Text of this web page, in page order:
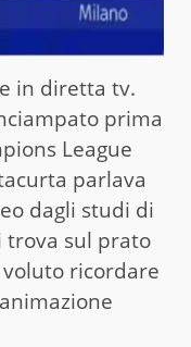
in diretta tv.
prima
League
parlava
dagli studi di
trova sul prato
voluto ricordare